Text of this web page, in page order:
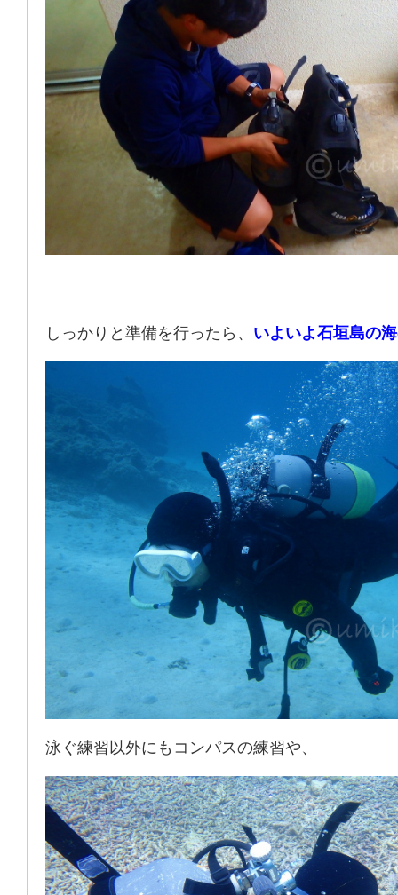
しっかりと準備を行ったら、 いよいよ石垣島の
泳ぐ練習以外にもコンパスの練習や、